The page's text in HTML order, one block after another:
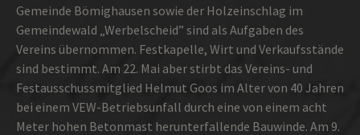
Gemeinde Bömighausen sowie der Holzeinschlag im
Gemeindewald „Werbel­scheid” sind als Aufgaben des
Vereins übernommen. Festkapelle, Wirt und Verkaufsstände
sind bestimmt. Am 22. Mai aber stirbt das Vereins- und
Festausschuss­mitglied Helmut Goos im Alter von 40 Jahren
bei einem VEW-Betriebsunfall durch eine von einem acht
Meter hohen Betonmast herunterfallende Bauwinde. Am 9.